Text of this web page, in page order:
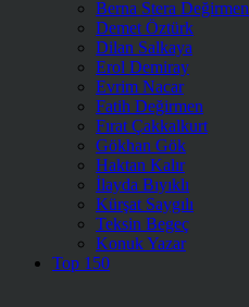
Berna Stera Değirmen
Demet Öztürk
Dilan Salkaya
Erol Demiray
Evrim Nacar
Fatih Değirmen
Fırat Çakkalkurt
Gökhan Gök
Haktan Kalır
İlayda Bıyıklı
Kürşat Saygılı
Teksin Begeç
Konuk Yazar
Top 150